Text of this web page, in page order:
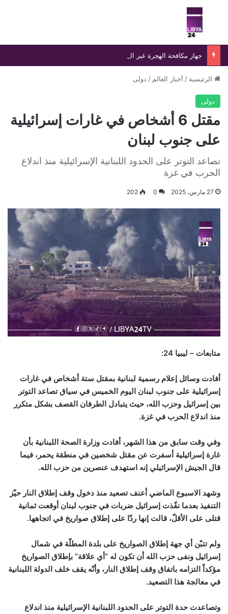
بحث عن
الرئيسية / أخبار العالم / دولى
دولى
مقتل 6 أشخاص في غارات إسرائيلية
على جنوب لبنان
تصاعد التوتر على الحدود اللبنانية الإسرائيلية منذ اندلاع
الحرب في غزة
27 مارس، 2025 0
202
متابعات – ليبيا 24 :
أفادت وسائل إعلام رسمية لبنانية بمقتل ستة أشخاص في غارات
إسرائيلية على جنوب لبنان اليوم الخميس في سياق تصاعد التوتر
بين إسرائيل وحزب الله، حيث يتبادل الطرفان القصف بشكل متكرر
منذ اندلاع الحرب في غزة.
وفي وقت سابق من هذا الشهر، أفادت وزارة الصحة اللبنانية بأن
غارة إسرائيلية أسفرت عن مقتل شخصين في منطقة يحمر، فيما
قال الجيش الإسرائيلي إنه استهدف عنصرين من حزب الله.
وشهد الاسبوع الماضي أعنف تصعيد منذ دخول وقف إطلاق النار حيّز
التنفيذ بعدما نفّذت إسرائيل ضربات في جنوب لبنان أوقعت ثمانية
قتلى على الأقلّ، قالت إنها ردّا على إطلاق صواريخ في اتجاهها.
ولم تتبّن أي جهة إطلاق الصواريخ على بلدة المطلّة في شمال
إسرائيل ونفى حزب الله أن تكون له “أي علاقة” بإطلاق الصواريخ
مؤكداً التزامه باتفاق وقف إطلاق النار، وأنّه يقف خلف الدولة اللبنانية
في معالجة هذا التصعيد.
وتصاعدت حدة التوتر على الحدود اللبنانية الإسرائيلية منذ اندلاع